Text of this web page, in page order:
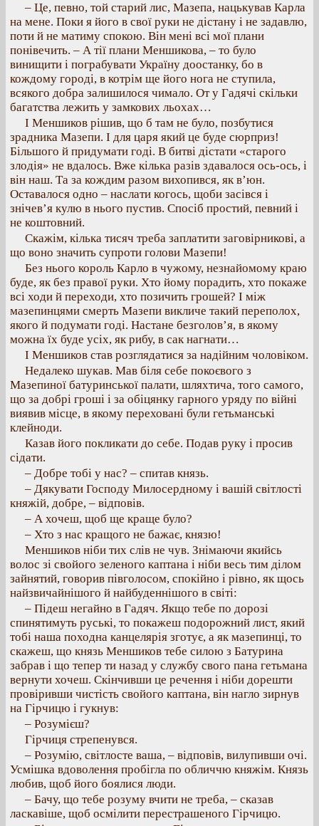
– Це, певно, той старий лис, Мазепа, нацькував Карла
на мене. Поки я його в свої руки не дістану і не задавлю,
поти й не матиму спокою. Він мені всі мої плани
понівечить. – А тії плани Меншикова, – то було
винищити і пограбувати Україну доостанку, бо в
кождому городі, в котрім ще його нога не ступила,
всякого добра залишилося чимало. От у Гадячі скільки
багатства лежить у замкових льохах…
І Меншиков рішив, що б там не було, позбутися
зрадника Мазепи. І для царя який це буде сюрприз!
Більшого й придумати годі. В битві дістати «старого
злодія» не вдалось. Вже кілька разів здавалося ось-ось, і
він наш. Та за кождим разом вихопився, як в’юн.
Оставалося одно – наслати когось, щоби засівся і
знічев’я кулю в нього пустив. Спосіб простий, певний і
не коштовний.
Скажім, кілька тисяч треба заплатити заговірникові, а
що воно значить супроти голови Мазепи!
Без нього король Карло в чужому, незнайомому краю
буде, як без правої руки. Хто йому порадить, хто покаже
всі ходи й переходи, хто позичить грошей? І між
мазепинцями смерть Мазепи викличе такий переполох,
якого й подумати годі. Настане безголов’я, в якому
можна їх буде усіх, як рибу, в сак нагнати…
І Меншиков став розглядатися за надійним чоловіком.
Недалеко шукав. Мав біля себе покоєвого з
Мазепиної батуринської палати, шляхтича, того самого,
що за добрі гроші і за обіцянку гарного уряду по війні
виявив місце, в якому переховані були гетьманські
клейноди.
Казав його покликати до себе. Подав руку і просив
сідати.
– Добре тобі у нас? – спитав князь.
– Дякувати Господу Милосердному і вашій світлості
княжій, добре, – відповів.
– А хочеш, щоб ще краще було?
– Хто з нас кращого не бажає, князю!
Меншиков ніби тих слів не чув. Знімаючи якийсь
волос зі свойого зеленого каптана і ніби весь тим ділом
зайнятий, говорив півголосом, спокійно і рівно, як щось
найзвичайнішого й найбуденнішого в світі:
– Підеш негайно в Гадяч. Якщо тебе по дорозі
спинятимуть руські, то покажеш подорожний лист, який
тобі наша походна канцелярія зготує, а як мазепинці, то
скажеш, що князь Меншиков тебе силою з Батурина
забрав і що тепер ти назад у службу свого пана гетьмана
вернути хочеш. Скінчивши це речення і ніби дорешти
провіривши чистість свойого каптана, він нагло зирнув
на Гірчицю і гукнув:
– Розумієш?
Гірчиця стрепенувся.
– Розумію, світлосте ваша, – відповів, вилупивши очі.
Усмішка вдоволення пробігла по обличчю княжім. Князь
любив, щоб його боялися люди.
– Бачу, що тебе розуму вчити не треба, – сказав
ласкавіше, щоб осмілити перестрашеного Гірчицю.